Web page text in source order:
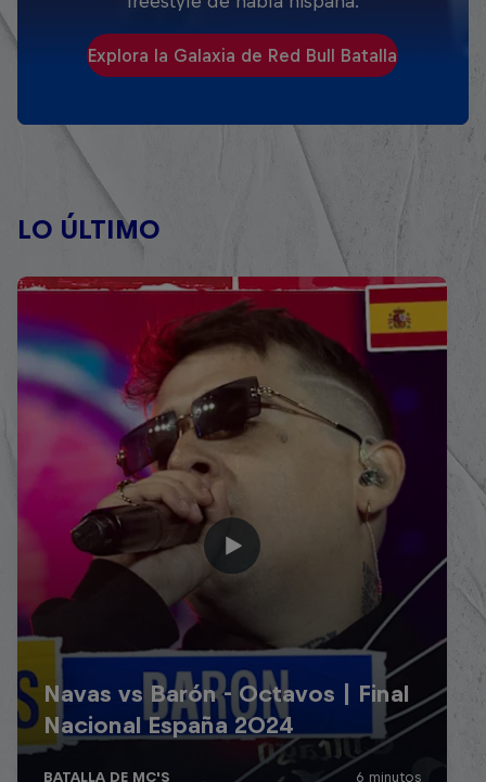
Explora la Galaxia de Red Bull Batalla
LO ÚLTIMO